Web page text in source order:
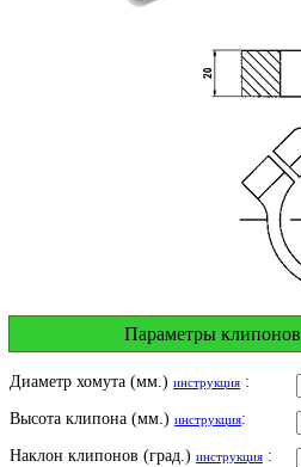
Параметры клипонов
Диаметр хомута (мм.) инструкция :
Высота клипона (мм.) инструкция:
Наклон клипонов (град.) инструкция :